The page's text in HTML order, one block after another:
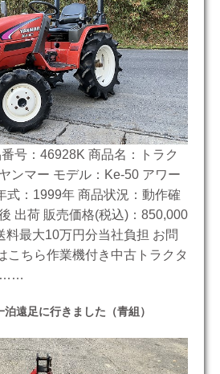
号：46928K 商品名：トラク
ンマー モデル：Ke-50 アワー
式：1999年 商品状況：動作確
出荷 販売価格(税込)：850,000
料最大10万円分当社負担 お問
こちら作業機付き中古トラクタ
……
遠足に行きました（青組）